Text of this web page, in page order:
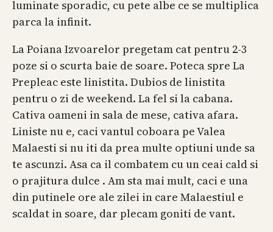
luminate sporadic, cu pete albe ce se multiplica
parca la infinit.
La Poiana Izvoarelor pregetam cat pentru 2-3
poze si o scurta baie de soare. Poteca spre La
Prepleac este linistita. Dubios de linistita
pentru o zi de weekend. La fel si la cabana.
Cativa oameni in sala de mese, cativa afara.
Liniste nu e, caci vantul coboara pe Valea
Malaesti si nu iti da prea multe optiuni unde sa
te ascunzi. Asa ca il combatem cu un ceai cald si
o prajitura dulce . Am sta mai mult, caci e una
din putinele ore ale zilei in care Malaestiul e
scaldat in soare, dar plecam goniti de vant.